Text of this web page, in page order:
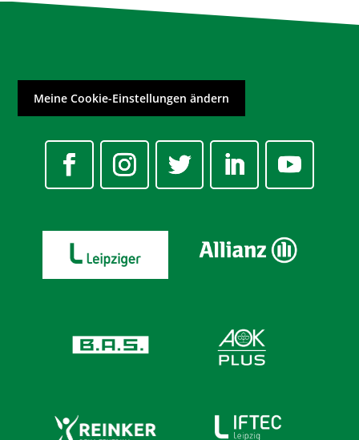
Meine Cookie-Einstellungen ändern